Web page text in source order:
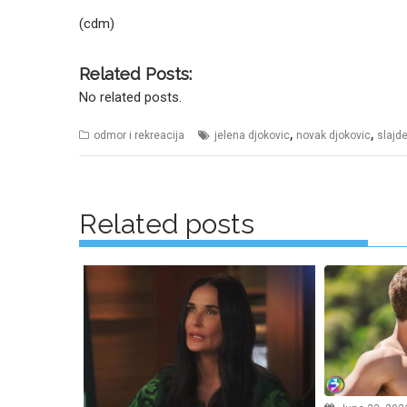
(cdm)
Related Posts:
No related posts.
odmor i rekreacija jelena djokovic, novak djokovic,
navigation
Related posts